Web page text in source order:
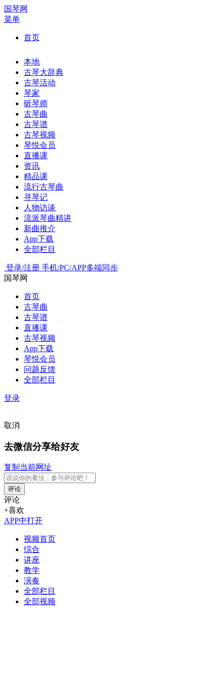
国琴网
菜单
首页
本地
古琴大辞典
古琴活动
琴家
斫琴师
古琴曲
古琴谱
古琴视频
琴悦会员
直播课
资讯
精品课
流行古琴曲
寻琴记
人物访谈
流派琴曲精讲
新曲推介
App下载
全部栏目
登录/注册 手机/PC/APP多端同步
国琴网
首页
古琴曲
古琴谱
直播课
古琴视频
App下载
琴悦会员
问题反馈
全部栏目
登录
取消
去微信分享给好友
复制当前网址
评论
评论
+喜欢
APP中打开
视频首页
综合
讲座
教学
演奏
全部栏目
全部视频